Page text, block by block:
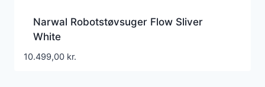
Narwal Robotstøvsuger Flow Sliver
White
10.499,00 kr.